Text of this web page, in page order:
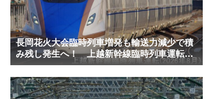
長岡花火大会臨時列車増発も輸送力減少で積
み残し発生へ！ 上越新幹線臨時列車運転
(2026年8月)